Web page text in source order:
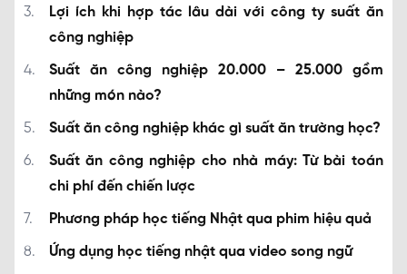
Lợi ích khi hợp tác lâu dài với công ty suất ăn
công nghiệp
Suất ăn công nghiệp 20.000 – 25.000 gồm
những món nào?
Suất ăn công nghiệp khác gì suất ăn trường học?
Suất ăn công nghiệp cho nhà máy: Từ bài toán
chi phí đến chiến lược
Phương pháp học tiếng Nhật qua phim hiệu quả
Ứng dụng học tiếng nhật qua video song ngữ